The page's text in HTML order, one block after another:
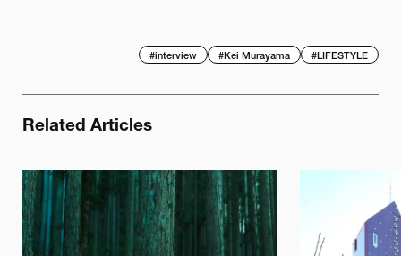
#interview #Kei Murayama #LIFESTYLE
Related Articles